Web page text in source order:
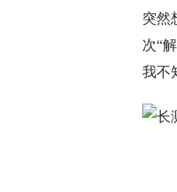
突然
次“
我不